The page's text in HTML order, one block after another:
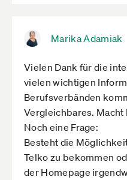
Marika Adamiak
Vielen Dank für die
vielen wichtigen
Berufsverbänden
Vergleichbares.
Noch eine Frage:
Besteht die
Telko zu bekommen
der Homepage